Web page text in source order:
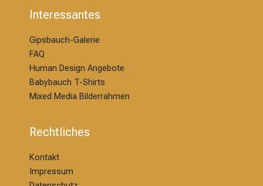
Interessantes
Gipsbauch-Galerie
FAQ
Human Design Angebote
Babybauch T-Shirts
Mixed Media Bilderrahmen
Rechtliches
Kontakt
Impressum